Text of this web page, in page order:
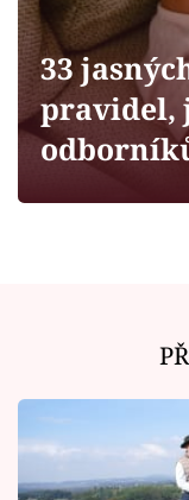
Sledujte
Filmový
Sledujte nás
33
pravidel,